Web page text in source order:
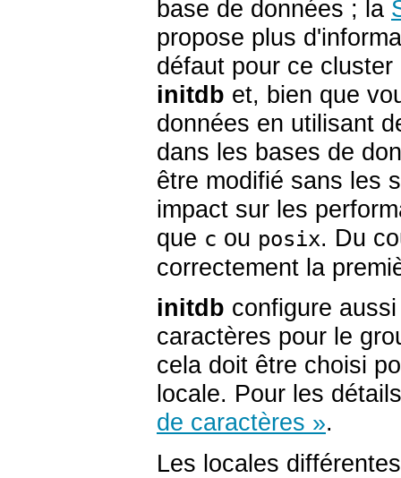
base de données ; la
propose plus
défaut pour ce
initdb et, bien que
données en utilisant
dans les bases de
être modifié sans les
impact sur les
que c ou posix. Du
correctement la
initdb configure
caractères pour le
cela doit être choisi
locale. Pour les
de caractères ».
Les locales